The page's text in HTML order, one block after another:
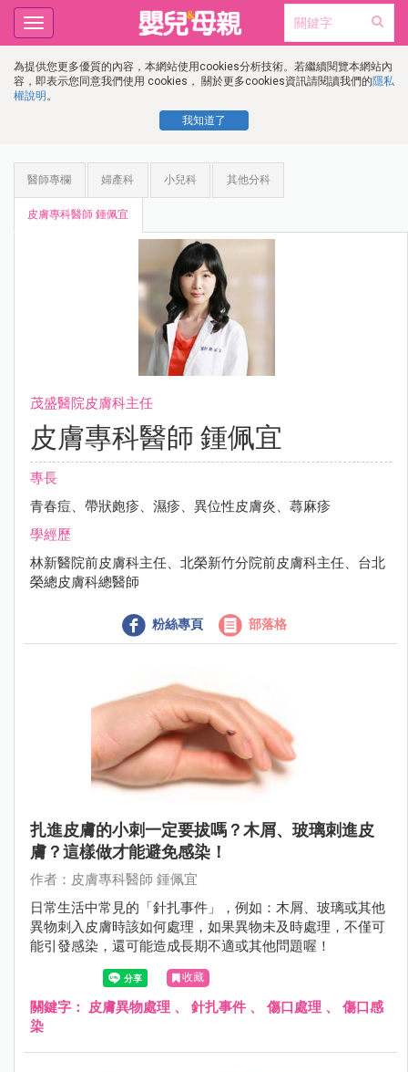
為提供您更多優質的內容，本網站使用cookies分析技術。若繼續閱覽本網站內
容，即表示您同意我們使用 cookies， 關於更多cookies資訊請閱讀我們的隱私
權說明 。
我知道了
Toggle
navigation
醫師專欄 婦產科 小兒科 其他分科
皮膚專科醫師 鍾佩宜
茂盛醫院皮膚科主任
皮膚專科醫師 鍾佩宜
專長
青春痘、帶狀皰疹、濕疹、異位性皮膚炎、蕁麻疹
學經歷
林新醫院前皮膚科主任、北榮新竹分院前皮膚科主任、台北
榮總皮膚科總醫師
粉絲專頁 部落格
扎進皮膚的小刺一定要拔嗎？木屑、玻璃刺進皮
膚？這樣做才能避免感染！
作者：皮膚專科醫師 鍾佩宜
日常生活中常見的「針扎事件」，例如：木屑、玻璃或其他
異物刺入皮膚時該如何處理，如果異物未及時處理，不僅可
能引發感染，還可能造成長期不適或其他問題喔！
收藏
關鍵字： 皮膚異物處理 、 針扎事件 、 傷口處理 、 傷口感
染